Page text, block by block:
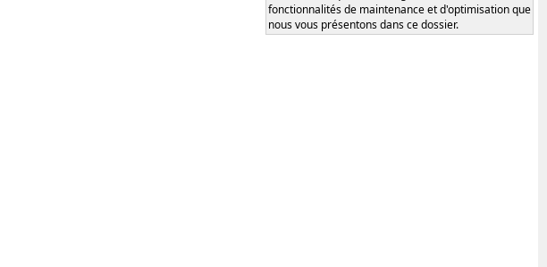
fonctionnalités de maintenance et d'optimisation que
nous vous présentons dans ce dossier.